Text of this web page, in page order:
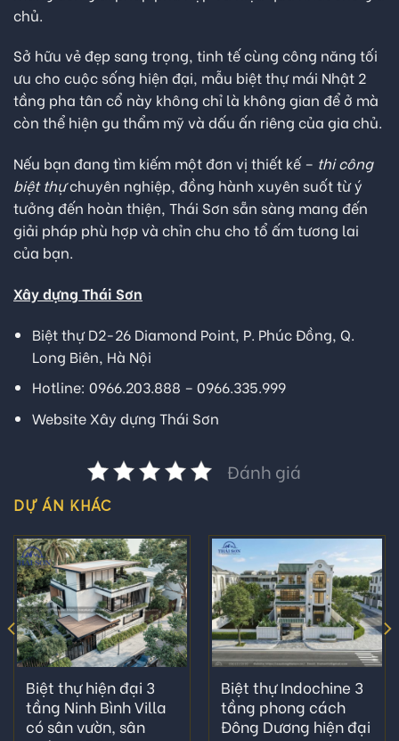
chủ.
Sở hữu vẻ đẹp sang trọng, tinh tế cùng công năng tối
ưu cho cuộc sống hiện đại, mẫu biệt thự mái Nhật 2
tầng pha tân cổ này không chỉ là không gian để ở mà
còn thể hiện gu thẩm mỹ và dấu ấn riêng của gia chủ.
Nếu bạn đang tìm kiếm một đơn vị thiết kế – thi công
biệt thựchuyên nghiệp, đồng hành xuyên suốt từ ý
tưởng đến hoàn thiện, Thái Sơn sẵn sàng mang đến
giải pháp phù hợp và chỉn chu cho tổ ấm tương lai
của bạn.
Xây dựng Thái Sơn
Biệt thự D2-26 Diamond Point, P. Phúc Đồng, Q.
Long Biên, Hà Nội
Hotline: 0966.203.888 – 0966.335.999
Website Xây dựng Thái Sơn
Đánh giá
DỰ ÁN KHÁC
Biệt thự hiện đại 3
tầng Ninh Bình Villa
có sân vườn, sân
Biệt thự Indochine 3
tầng phong cách
Đông Dương hiện đại